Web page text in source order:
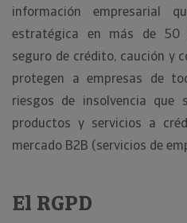
información empresarial
estratégica en más de 50
seguro de crédito, caución y
protegen a empresas de
riesgos de insolvencia
productos y servicios a
mercado B2B (servicios de
El RGPD